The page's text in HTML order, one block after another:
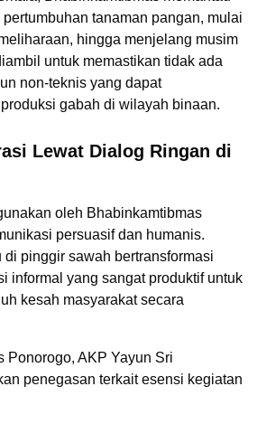
tanaman pangan, mulai
hingga menjelang musim
untuk memastikan tidak ada
non-teknis yang dapat
gabah di wilayah binaan.
Lewat Dialog Ringan di
oleh Bhabinkamtibmas
persuasif dan humanis.
pinggir sawah bertransformasi
informal yang sangat produktif untuk
kesah masyarakat secara
Ponorogo, AKP Yayun Sri
penegasan terkait esensi kegiatan